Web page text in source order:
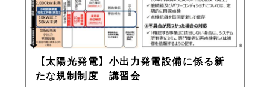
【太陽光発電】小出力発電設備に係る新
たな規制制度 講習会